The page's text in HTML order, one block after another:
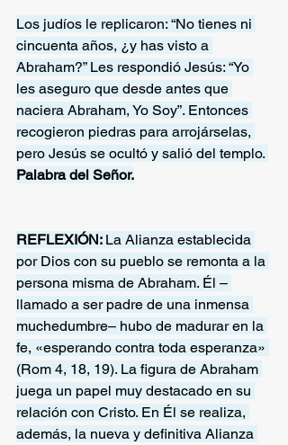
Los judíos le replicaron: “No tienes ni
cincuenta años, ¿y has visto a
Abraham?” Les respondió Jesús: “Yo
les aseguro que desde antes que
naciera Abraham, Yo Soy”. Entonces
recogieron piedras para arrojárselas,
pero Jesús se ocultó y salió del templo.
Palabra del Señor.
REFLEXIÓN: La Alianza establecida
por Dios con su pueblo se remonta a la
persona misma de Abraham. Él –
llamado a ser padre de una inmensa
muchedumbre– hubo de madurar en la
fe, «esperando contra toda esperanza»
(Rom 4, 18, 19). La figura de Abraham
juega un papel muy destacado en su
relación con Cristo. En Él se realiza,
además, la nueva y definitiva Alianza